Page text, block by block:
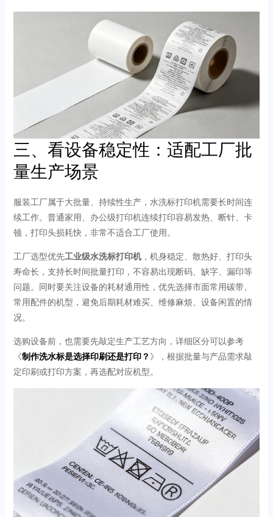
三、看设备稳定性：适配工厂批
量生产场景
服装工厂属于大批量、持续性生产，水洗标打印机需要长时间连
续工作。普通家用、办公级打印机连续打印容易发热、断针、卡
顿，打印头损耗快，非常不适合工厂使用。
工厂选型优先工业级水洗标打印机，机身稳定、散热好、打印头
寿命长，支持长时间批量打印，不容易出现断码、缺字、漏印等
问题。同时要关注设备的耗材通用性，优先选择市面常用碳带、
常用配件的机型，避免后期耗材难买、维修麻烦、设备闲置的情
况。
选购设备前，也需要先敲定生产工艺方向，详细区分可以参考
《制作洗水标是选择印刷还是打印？ 》，根据批量与产品需求敲
定印刷或打印方案，再选配对应机型。